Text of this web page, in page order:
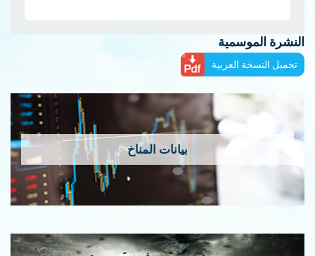
النشرة الموسمية
تحميل النسخة العربية
بيانات المناخ